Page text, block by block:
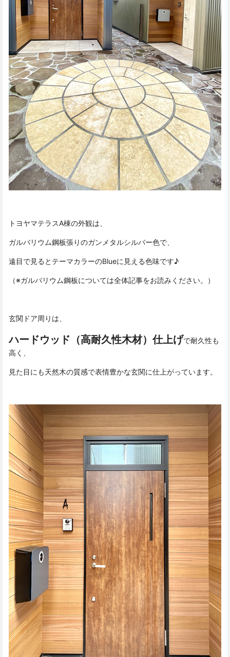
トヨヤマテラスA棟の外観は、
ガルバリウム鋼板張りのガンメタルシルバー色で、
遠目で見るとテーマカラーのBlueに見える色味です♪
（※ガルバリウム鋼板については全体記事をお読みください。）
玄関ドア周りは、
ハードウッド（高耐久性木材）仕上げで耐久性も
高く、
見た目にも天然木の質感で表情豊かな玄関に仕上がっています。